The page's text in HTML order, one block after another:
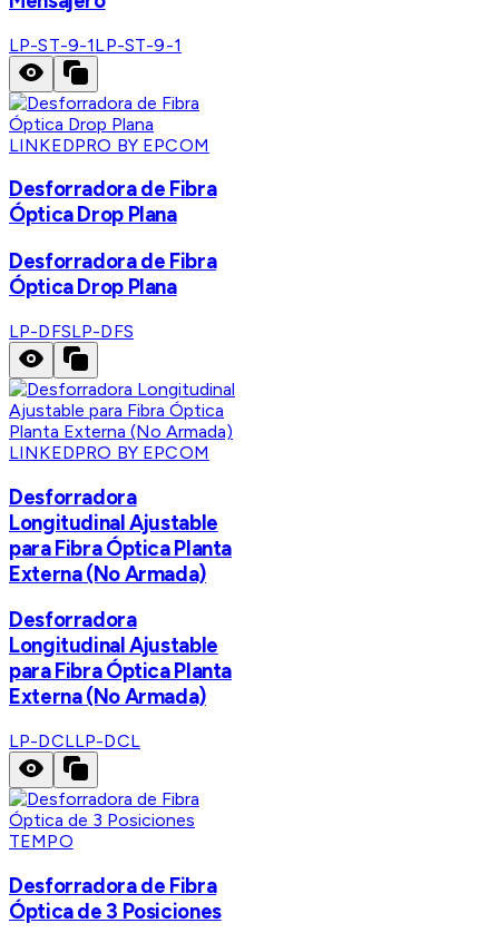
LP-ST-9-1LP-ST-9-1
LINKEDPRO BY EPCOM
Desforradora de Fibra
Óptica Drop Plana
Desforradora de Fibra
Óptica Drop Plana
LP-DFSLP-DFS
LINKEDPRO BY EPCOM
Desforradora
Longitudinal Ajustable
para Fibra Óptica Planta
Externa (No Armada)
Desforradora
Longitudinal Ajustable
para Fibra Óptica Planta
Externa (No Armada)
LP-DCLLP-DCL
TEMPO
Desforradora de Fibra
Óptica de 3 Posiciones